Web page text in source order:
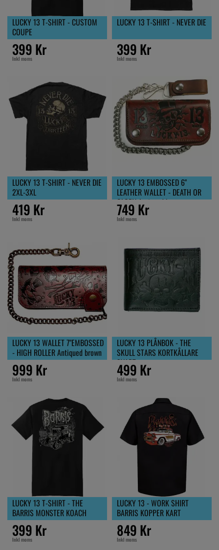
LUCKY 13 T-SHIRT - CUSTOM
COUPE
399 Kr
Inkl moms
LUCKY 13 T-SHIRT - NEVER DIE
399 Kr
Inkl moms
LUCKY 13 T-SHIRT - NEVER DIE
2XL-3XL
419 Kr
Inkl moms
LUCKY 13 EMBOSSED 6"
LEATHER WALLET - DEATH OR
GLORY Antiqued brown
749 Kr
Inkl moms
LUCKY 13 WALLET 7"EMBOSSED
- HIGH ROLLER Antiqued brown
999 Kr
Inkl moms
LUCKY 13 PLÅNBOK - THE
SKULL STARS KORTKÅLLARE
SVART
499 Kr
Inkl moms
LUCKY 13 T-SHIRT - THE
BARRIS MONSTER KOACH
399 Kr
Inkl moms
LUCKY 13 - WORK SHIRT
BARRIS KOPPER KART
849 Kr
Inkl moms